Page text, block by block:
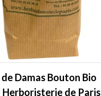
de Damas Bouton Bio
Herboristerie de Paris